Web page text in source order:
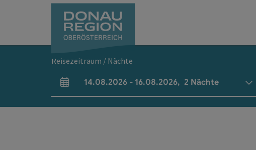
Reisezeitraum / Nächte
An- und Abreisefelder
14.08.2026 - 16.08.2026, 2 Nächte